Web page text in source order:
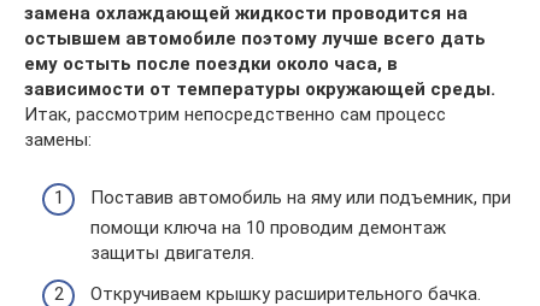
замена охлаждающей жидкости проводится на
остывшем автомобиле поэтому лучше всего дать
ему остыть после поездки около часа, в
зависимости от температуры окружающей среды.
Итак, рассмотрим непосредственно сам процесс
замены:
Поставив автомобиль на яму или подъемник, при
помощи ключа на 10 проводим демонтаж
защиты двигателя.
Откручиваем крышку расширительного бачка.